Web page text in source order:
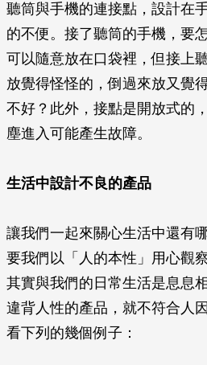
聽筒與手機的連接點，設計在
的不便。接了聽筒的手機，要
可以隨意放在口袋裡，但接上
放覺得怪怪的，倒過來放又覺
不好？此外，接點是開放式的
塵進入可能產生故障。
生活中設計不良的產品
讓我們一起來關心生活中還有
要我們以「人的本性」用心觀
其實與我們的日常生活是息息
違背人性的產品，就不符合人
看下列的幾個例子：